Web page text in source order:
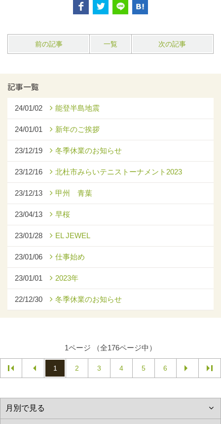
前の記事 一覧 次の記事
記事一覧
24/01/02 能登半島地震
24/01/01 新年のご挨拶
23/12/19 冬季休業のお知らせ
23/12/16 北杜市みらいテニストーナメント2023
23/12/13 甲州 青葉
23/04/13 早桜
23/01/28 EL JEWEL
23/01/06 仕事始め
23/01/01 2023年
22/12/30 冬季休業のお知らせ
1ページ （全176ページ中）
1 2 3 4 5 6